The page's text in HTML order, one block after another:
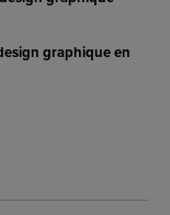
graphique en